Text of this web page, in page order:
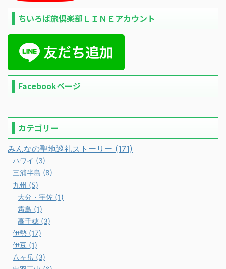
ちいろば旅倶楽部ＬＩＮＥアカウント
Facebookページ
カテゴリー
みんなの聖地巡礼ストーリー (171)
ハワイ (3)
三浦半島 (8)
九州 (5)
大分・宇佐 (1)
霧島 (1)
高千穂 (3)
伊勢 (17)
伊豆 (1)
八ヶ岳 (3)